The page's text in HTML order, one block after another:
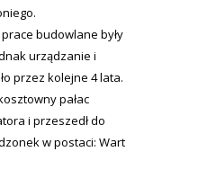
budowlane były
urządzanie i
przez kolejne 4 lata.
pałac
i przeszedł do
w postaci: Wart